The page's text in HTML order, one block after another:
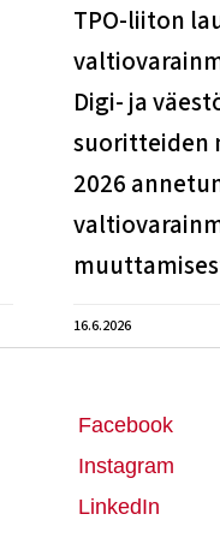
TPO-liiton
Digi- ja
suoritteiden
2026
16.6.2026
Facebook
Instagram
LinkedIn